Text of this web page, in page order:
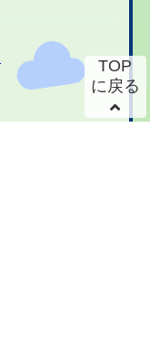
TOP
に戻る